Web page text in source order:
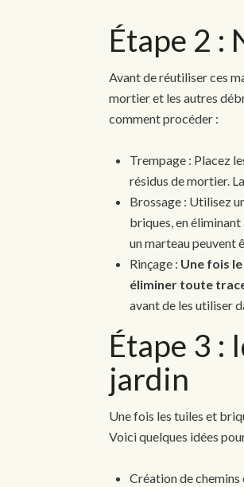
Étape 2 :
Avant de réutiliser ces
mortier et les autres
comment procéder :
Trempage : Placez
résidus de mortier.
Brossage : Utilisez
briques, en
un marteau peuvent
Rinçage : Une fois
éliminer toute
avant de les utiliser
Étape 3 :
jardin
Une fois les tuiles et
Voici quelques idées
Création de chemins